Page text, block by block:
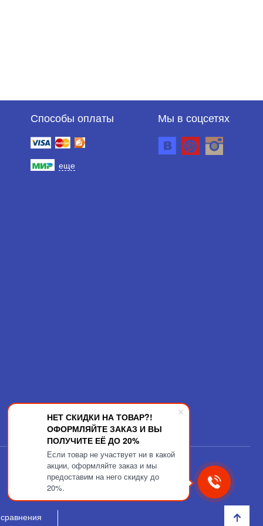
НЕТ СКИДКИ НА ТОВАР?!
ОФОРМЛЯЙТЕ ЗАКАЗ И ВЫ
ПОЛУЧИТЕ ЕЁ ДО 20%
Если товар не участвует ни в какой
акции, оформляйте заказ и мы
предоставим на него скидку до
20%.
Способы оплаты
еще
Мы в соцсетях